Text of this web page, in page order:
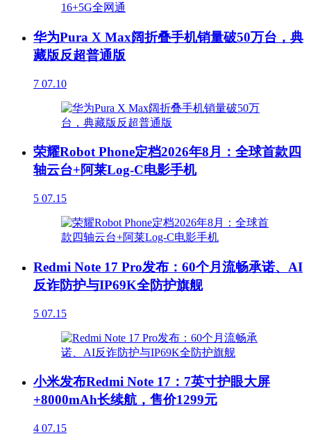
华为Pura X Max阔折叠手机销量破50万台，典
藏版反超普通版
7 07.10
荣耀Robot Phone定档2026年8月：全球首款四
轴云台+阿莱Log-C电影手机
5 07.15
Redmi Note 17 Pro发布：60个月流畅承诺、AI
反诈防护与IP69K全防护旗舰
5 07.15
小米发布Redmi Note 17：7英寸护眼大屏
+8000mAh长续航，售价1299元
4 07.15